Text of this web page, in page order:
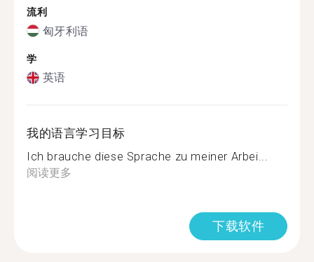
流利
匈牙利语
学
英语
我的语言学习目标
Ich brauche diese Sprache zu meiner Arbei...
阅读更多
下载软件